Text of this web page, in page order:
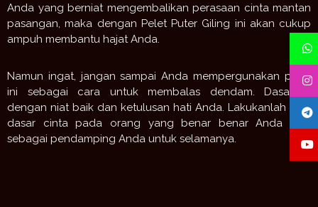
Anda yang berniat mengembalikan perasaan cinta mantan
pasangan, maka dengan Pelet Puter Giling ini akan cukup
ampuh membantu hajat Anda.
Namun ingat, jangan sampai Anda mempergunakan pelet
ini sebagai cara untuk membalas dendam. Dasarilah
dengan niat baik dan ketulusan hati Anda. Lakukanlah atas
dasar cinta pada orang yang benar benar Anda pilih
sebagai pendamping Anda untuk selamanya.